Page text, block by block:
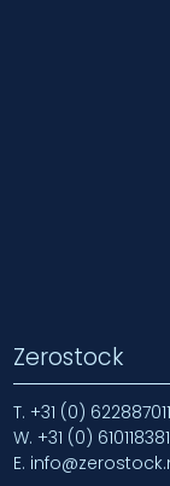
Zerostock
T. +31 (0) 622887011
W. +31 (0) 610118381
E.